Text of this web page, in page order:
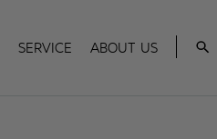
Service About us